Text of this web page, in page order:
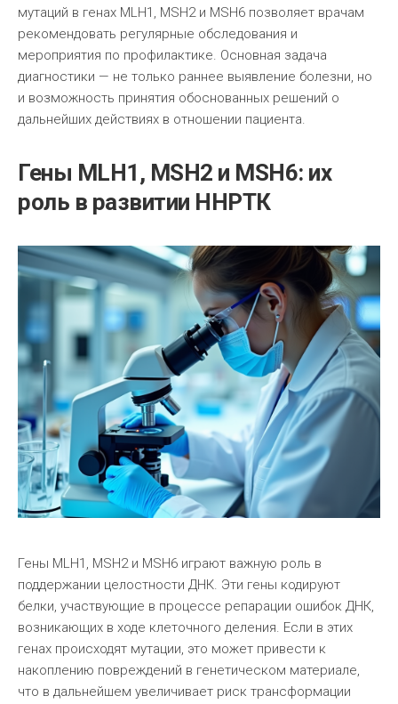
мутаций в генах MLH1, MSH2 и MSH6 позволяет врачам
рекомендовать регулярные обследования и
мероприятия по профилактике. Основная задача
диагностики — не только раннее выявление болезни, но
и возможность принятия обоснованных решений о
дальнейших действиях в отношении пациента.
Гены MLH1, MSH2 и MSH6: их
роль в развитии ННРТК
Гены MLH1, MSH2 и MSH6 играют важную роль в
поддержании целостности ДНК. Эти гены кодируют
белки, участвующие в процессе репарации ошибок ДНК,
возникающих в ходе клеточного деления. Если в этих
генах происходят мутации, это может привести к
накоплению повреждений в генетическом материале,
что в дальнейшем увеличивает риск трансформации